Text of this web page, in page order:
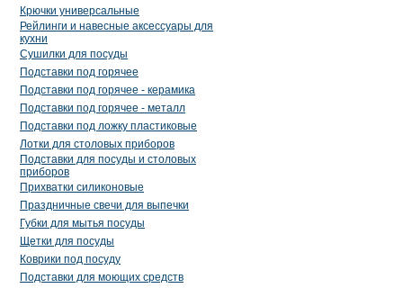
Крючки универсальные
Рейлинги и навесные аксессуары для
кухни
Сушилки для посуды
Подставки под горячее
Подставки под горячее - керамика
Подставки под горячее - металл
Подставки под ложку пластиковые
Лотки для столовых приборов
Подставки для посуды и столовых
приборов
Прихватки силиконовые
Праздничные свечи для выпечки
Губки для мытья посуды
Щетки для посуды
Коврики под посуду
Подставки для моющих средств